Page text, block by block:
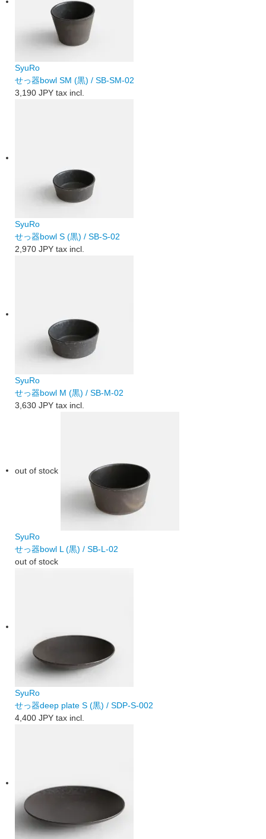
SyuRo
せっ器bowl SM (黒) / SB-SM-02
3,190 JPY tax incl.
SyuRo
せっ器bowl S (黒) / SB-S-02
2,970 JPY tax incl.
SyuRo
せっ器bowl M (黒) / SB-M-02
3,630 JPY tax incl.
out of stock
SyuRo
せっ器bowl L (黒) / SB-L-02
out of stock
SyuRo
せっ器deep plate S (黒) / SDP-S-002
4,400 JPY tax incl.